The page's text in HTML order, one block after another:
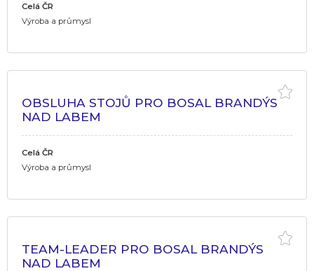
Celá ČR
Výroba a průmysl
OBSLUHA STOJŮ PRO BOSAL BRANDÝS
NAD LABEM
Celá ČR
Výroba a průmysl
TEAM-LEADER PRO BOSAL BRANDÝS
NAD LABEM